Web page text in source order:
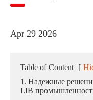
Apr 29 2026
Table of Content [
1. Надежные
LIB